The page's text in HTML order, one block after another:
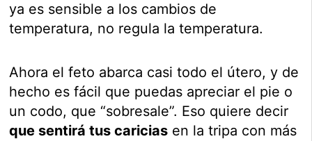
ya es sensible a los cambios de
temperatura, no regula la temperatura.
Ahora el feto abarca casi todo el útero, y de
hecho es fácil que puedas apreciar el pie o
un codo, que “sobresale”. Eso quiere decir
que sentirá tus caricias en la tripa con más